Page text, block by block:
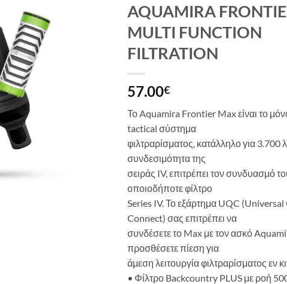
AQUAMIRA
MULTI FUNCTION
FILTRATION
57.00€
Το Aquamira Frontier Max είναι το
tactical σύστημα
φιλτραρίσματος, κατάλληλο για 3.700
συνδεσιμότητα της
σειράς IV, επιτρέπει τον συνδυασμό
οποιοδήποτε φίλτρο
Series IV. Το εξάρτημα UQC
Connect) σας επιτρέπει να
συνδέσετε το Max με τον ασκό
προσθέσετε πίεση για
άμεση λειτουργία φιλτραρίσματος εν
• Φίλτρο Backcountry PLUS με ροή